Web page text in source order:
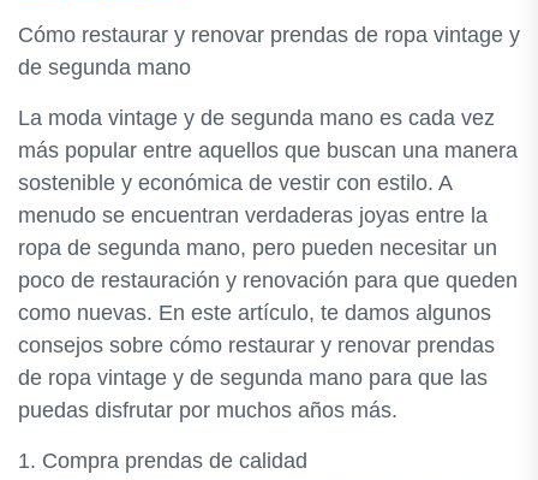
Cómo restaurar y renovar prendas de ropa vintage y
de segunda mano
La moda vintage y de segunda mano es cada vez
más popular entre aquellos que buscan una manera
sostenible y económica de vestir con estilo. A
menudo se encuentran verdaderas joyas entre la
ropa de segunda mano, pero pueden necesitar un
poco de restauración y renovación para que queden
como nuevas. En este artículo, te damos algunos
consejos sobre cómo restaurar y renovar prendas
de ropa vintage y de segunda mano para que las
puedas disfrutar por muchos años más.
1. Compra prendas de calidad